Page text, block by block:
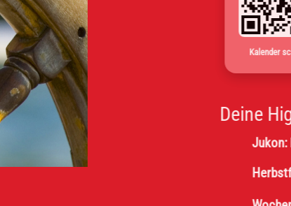
Kalender scannen
Deine
Musik,
Herbstfreizeit: